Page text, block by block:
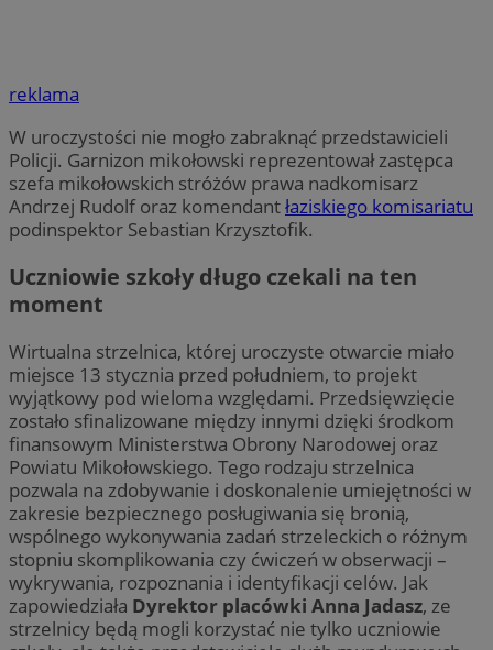
reklama
W uroczystości nie mogło zabraknąć przedstawicieli
Policji. Garnizon mikołowski reprezentował zastępca
szefa mikołowskich stróżów prawa nadkomisarz
Andrzej Rudolf oraz komendantłaziskiego komisariatu
podinspektor Sebastian Krzysztofik.
Uczniowie szkoły długo czekali na ten
moment
Wirtualna strzelnica, której uroczyste otwarcie miało
miejsce 13 stycznia przed południem, to projekt
wyjątkowy pod wieloma względami. Przedsięwzięcie
zostało sfinalizowane między innymi dzięki środkom
finansowym Ministerstwa Obrony Narodowej oraz
Powiatu Mikołowskiego. Tego rodzaju strzelnica
pozwala na zdobywanie i doskonalenie umiejętności w
zakresie bezpiecznego posługiwania się bronią,
wspólnego wykonywania zadań strzeleckich o różnym
stopniu skomplikowania czy ćwiczeń w obserwacji –
wykrywania, rozpoznania i identyfikacji celów. Jak
zapowiedziała Dyrektor placówki Anna Jadasz, ze
strzelnicy będą mogli korzystać nie tylko uczniowie